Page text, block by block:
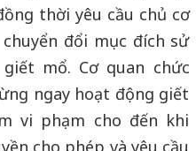
thời yêu cầu chủ cơ
đổi mục đích sử
mổ. Cơ quan chức
ngay hoạt động giết
vi phạm cho đến khi